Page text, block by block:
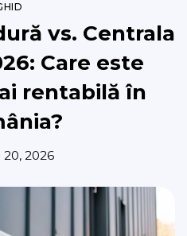
vs. Centrala
Care este
rentabilă în
2026